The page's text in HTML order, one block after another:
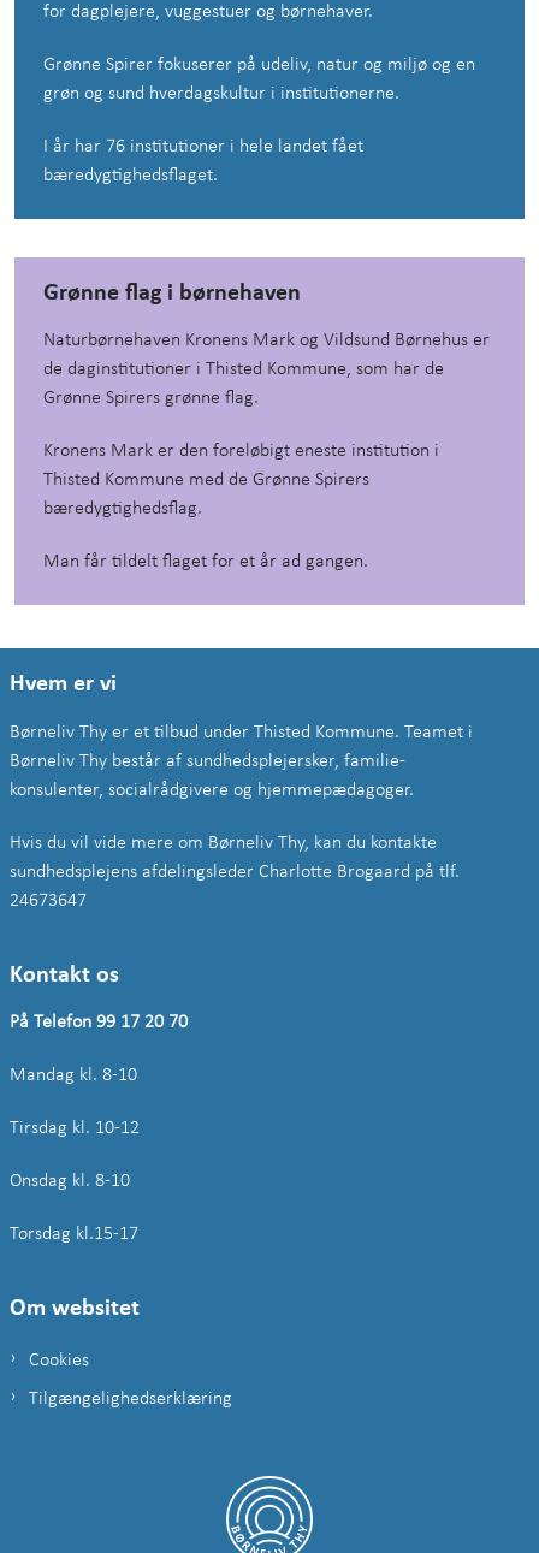
for dagplejere, vuggestuer og børnehaver.
Grønne Spirer fokuserer på udeliv, natur og miljø og en
grøn og sund hverdagskultur i institutionerne.
I år har 76 institutioner i hele landet fået
bæredygtighedsflaget.
Grønne flag i børnehaven
Naturbørnehaven Kronens Mark og Vildsund Børnehus er
de daginstitutioner i Thisted Kommune, som har de
Grønne Spirers grønne flag.
Kronens Mark er den foreløbigt eneste institution i
Thisted Kommune med de Grønne Spirers
bæredygtighedsflag.
Man får tildelt flaget for et år ad gangen.
Hvem er vi
Børneliv Thy er et tilbud under Thisted Kommune. Teamet i
Børneliv Thy består af sundhedsplejersker, familie-
konsulenter, socialrådgivere og hjemmepædagoger.
Hvis du vil vide mere om Børneliv Thy, kan du kontakte
sundhedsplejens afdelingsleder Charlotte Brogaard på tlf.
24673647
Kontakt os
På Telefon 99 17 20 70
Mandag kl. 8-10
Tirsdag kl. 10-12
Onsdag kl. 8-10
Torsdag kl.15-17
Om websitet
Cookies
Tilgængelighedserklæring